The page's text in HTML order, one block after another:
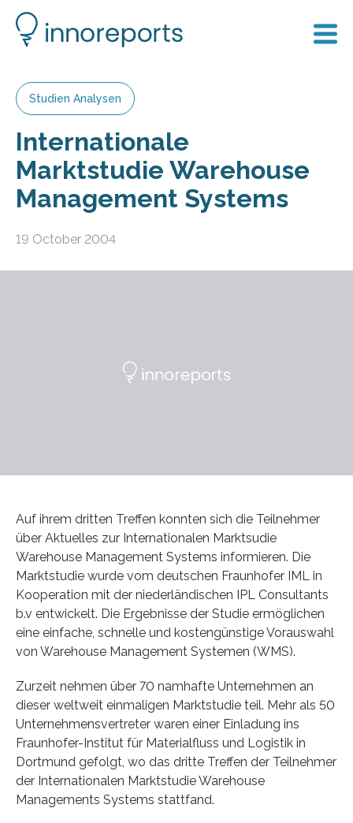
Studien Analysen
Internationale
Marktstudie Warehouse
Management Systems
19 October 2004
Auf ihrem dritten Treffen konnten sich die Teilnehmer
über Aktuelles zur Internationalen Marktsudie
Warehouse Management Systems informieren. Die
Marktstudie wurde vom deutschen Fraunhofer IML in
Kooperation mit der niederländischen IPL Consultants
b.v entwickelt. Die Ergebnisse der Studie ermöglichen
eine einfache, schnelle und kostengünstige Vorauswahl
von Warehouse Management Systemen (WMS).
Zurzeit nehmen über 70 namhafte Unternehmen an
dieser weltweit einmaligen Marktstudie teil. Mehr als 50
Unternehmensvertreter waren einer Einladung ins
Fraunhofer-Institut für Materialfluss und Logistik in
Dortmund gefolgt, wo das dritte Treffen der Teilnehmer
der Internationalen Marktstudie Warehouse
Managements Systems stattfand.